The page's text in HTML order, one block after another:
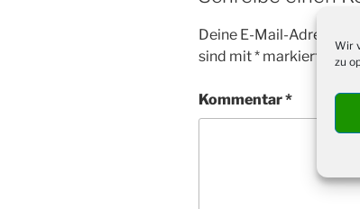
Wir
zu
Deine E-Mail-Adresse
sind mit* markiert
Kommentar*